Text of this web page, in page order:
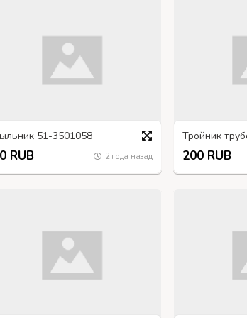
51-3501058
RUB 2 года назад 200 RUB